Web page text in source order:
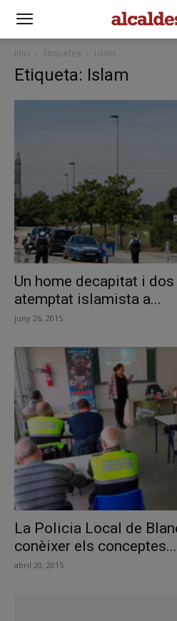
Inici Etiquetes Islam
Etiqueta: Islam
Un home decapitat i
atemptat islamista a...
juny 26, 2015
La Policia Local de
conèixer els conceptes...
abril 20, 2015